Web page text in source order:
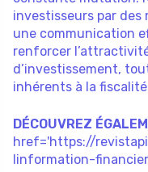
investisseurs par
une communication
renforcer
d’investissement,
inhérents à la
DÉCOUVREZ
href='https://
linformation-